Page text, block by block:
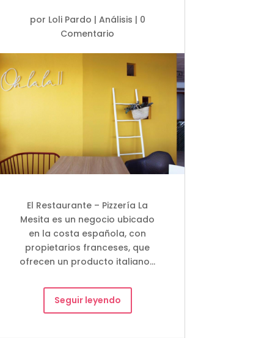
por Loli Pardo | Análisis | 0
Comentario
El Restaurante – Pizzería La
Mesita es un negocio ubicado
en la costa española, con
propietarios franceses, que
ofrecen un producto italiano…
Seguir leyendo